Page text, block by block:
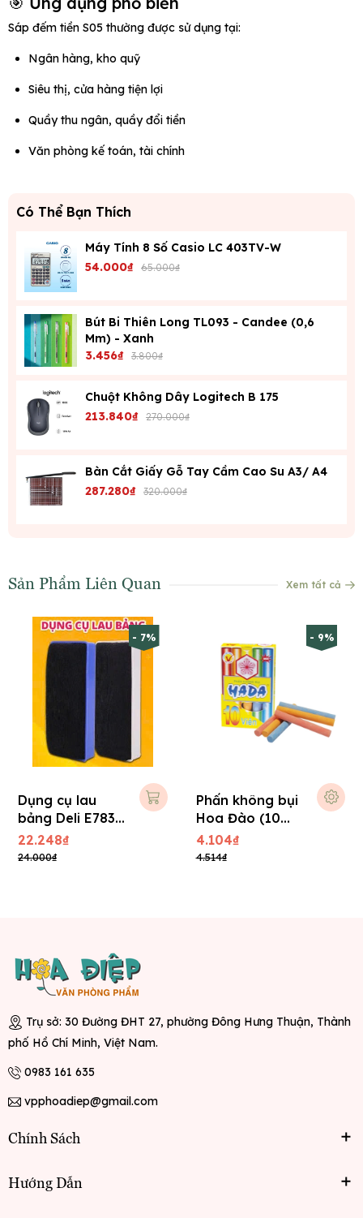
Sáp đếm tiền S05 thường được sử dụng tại:
Ngân hàng, kho quỹ
Siêu thị, cửa hàng tiện lợi
Quầy thu ngân, quầy đổi tiền
Văn phòng kế toán, tài chính
Có Thể Bạn Thích
Máy Tính 8 Số Casio LC 403TV-W
54.000₫ 65.000₫
Bút Bi Thiên Long TL093 - Candee (0,6
Mm) - Xanh
3.456₫ 3.800₫
Chuột Không Dây Logitech B 175
213.840₫ 270.000₫
Bàn Cắt Giấy Gỗ Tay Cầm Cao Su A3/ A4
287.280₫ 320.000₫
Sản Phẩm Liên Quan Xem tất cả
- 7%
Dụng cụ lau
bảng Deli E7837
có từ tính
22.248₫
24.000₫
- 9%
Phấn không bụi
Hoa Đào (10
viên/ hộp)
4.104₫
4.514₫
Trụ sở: 30 Đường ĐHT 27, phường Đông Hưng Thuận, Thành
phố Hồ Chí Minh, Việt Nam.
0983 161 635
vpphoadiep@gmail.com
Chính Sách
Hướng Dẫn